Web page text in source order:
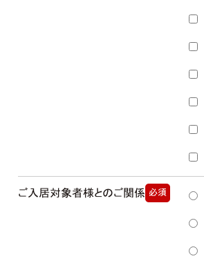
ご入居対象者様とのご関係 必須